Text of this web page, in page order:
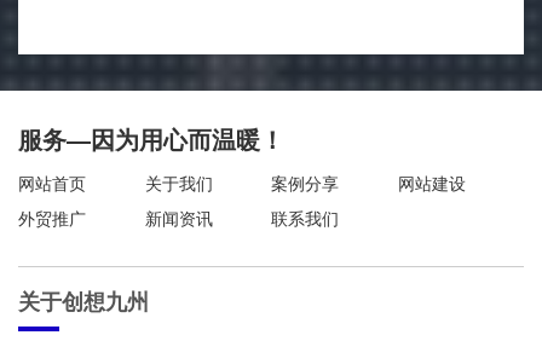
服务—因为用心而温暖！
网站首页 关于我们 案例分享
网站建设
外贸推广
新闻资讯 联系我们
关于创想九州